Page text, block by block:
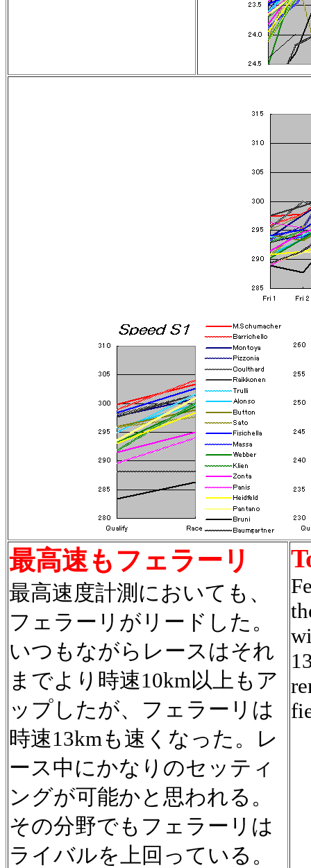
最高速もフェラーリ
最高速度計測においても、
フェラーリがリードした。
いつもながらレースはそれ
までより時速10km以上もア
ップしたが、フェラーリは
時速13kmも速くなった。レ
ース中にかなりのセッティ
ングが可能かと思われる。
その分野でもフェラーリは
ライバルを上回っている。